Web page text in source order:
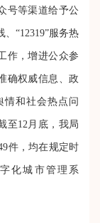
号等渠道给予公
“12319”服务热
作，增进公众参
确权威信息、政
情和社会热点问
至12月底，我局
件，均在规定时
化城市管理系